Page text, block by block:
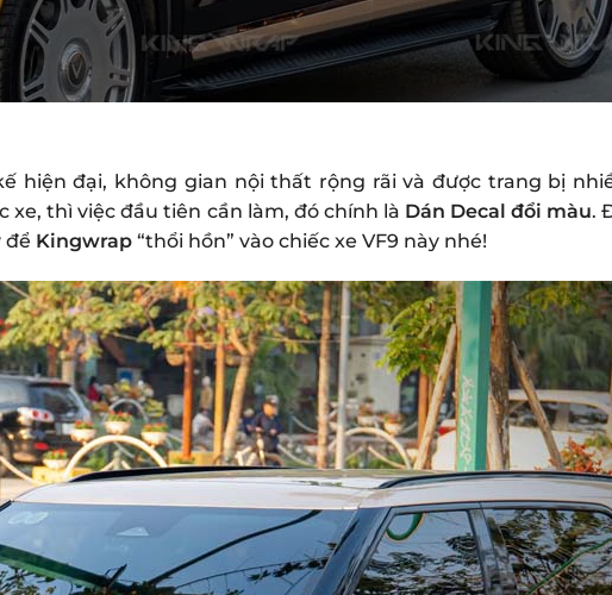
hiện đại, không gian nội thất rộng rãi và được trang bị
thì việc đầu tiên cần làm, đó chính là Dán Decal đổi màu.
để Kingwrap “thổi hồn” vào chiếc xe VF9 này nhé!